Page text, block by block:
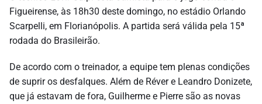
Figueirense, às 18h30 deste domingo, no estádio Orlando
Scarpelli, em Florianópolis. A partida será válida pela 15ª
rodada do Brasileirão.
De acordo com o treinador, a equipe tem plenas condições
de suprir os desfalques. Além de Réver e Leandro Donizete,
que já estavam de fora, Guilherme e Pierre são as novas